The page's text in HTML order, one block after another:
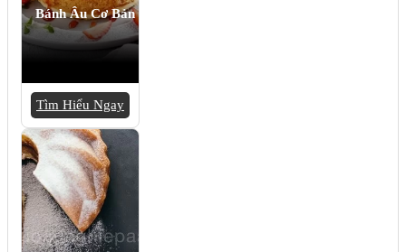
Bánh Âu Cơ Bản
Tìm Hiểu Ngay